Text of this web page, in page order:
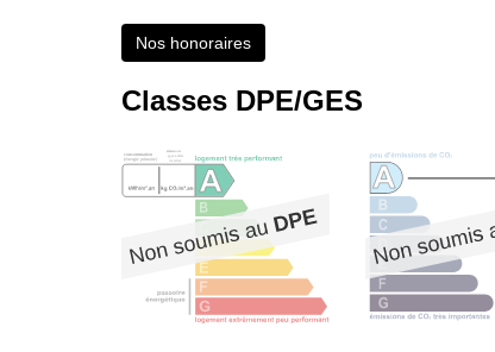
Nos honoraires
Classes DPE/GES